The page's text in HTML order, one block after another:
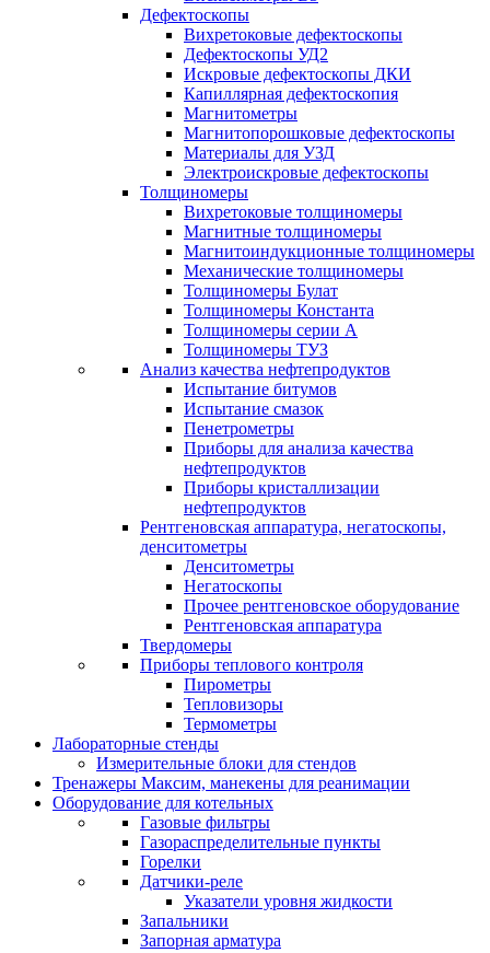
Дефектоскопы
Вихретоковые дефектоскопы
Дефектоскопы УД2
Искровые дефектоскопы ДКИ
Капиллярная дефектоскопия
Магнитометры
Магнитопорошковые дефектоскопы
Материалы для УЗД
Электроискровые дефектоскопы
Толщиномеры
Вихретоковые толщиномеры
Магнитные толщиномеры
Магнитоиндукционные толщиномеры
Механические толщиномеры
Толщиномеры Булат
Толщиномеры Константа
Толщиномеры серии А
Толщиномеры ТУЗ
Анализ качества нефтепродуктов
Испытание битумов
Испытание смазок
Пенетрометры
Приборы для анализа качества
нефтепродуктов
Приборы кристаллизации
нефтепродуктов
Рентгеновская аппаратура, негатоскопы,
денситометры
Денситометры
Негатоскопы
Прочее рентгеновское оборудование
Рентгеновская аппаратура
Твердомеры
Приборы теплового контроля
Пирометры
Тепловизоры
Термометры
Лабораторные стенды
Измерительные блоки для стендов
Тренажеры Максим, манекены для реанимации
Оборудование для котельных
Газовые фильтры
Газораспределительные пункты
Горелки
Датчики-реле
Указатели уровня жидкости
Запальники
Запорная арматура